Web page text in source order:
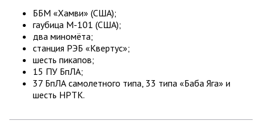
ББМ «Хамви» (США);
гаубица М-101 (США);
два миномёта;
станция РЭБ «Квертус»;
шесть пикапов;
15 ПУ БпЛА;
37 БпЛА самолетного типа, 33 типа «Баба Яга» и
шесть НРТК.